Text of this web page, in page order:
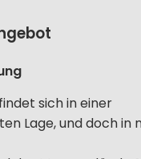
sich in einer
Lage, und doch in